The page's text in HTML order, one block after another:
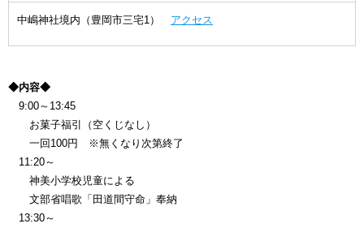
中嶋神社境内（豊岡市三宅1） アクセス
◆内容◆
9:00～13:45
お菓子福引（空くじなし）
一回100円 ※無くなり次第終了
11:20～
神美小学校児童による
文部省唱歌「田道間守命」奉納
13:30～